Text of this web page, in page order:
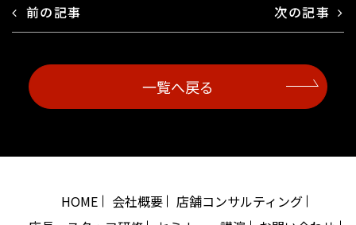
前の記事 次の記事
一覧へ戻る
HOME 会社概要
店舗コンサルティング